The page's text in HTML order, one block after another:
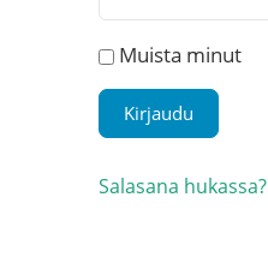
Muista minut
Salasana hukassa?